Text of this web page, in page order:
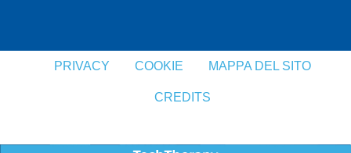
PRIVACY COOKIE MAPPA DEL SITO
CREDITS